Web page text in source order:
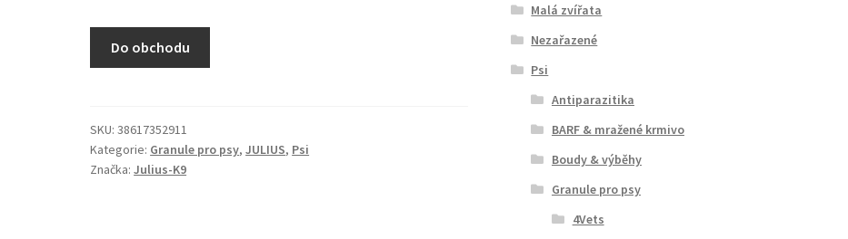
Do obchodu
SKU:38617352911
Kategorie: Granule pro psy,JULIUS, Psi
Značka:Julius-K9
Malá zvířata
Nezařazené
Psi
Antiparazitika
BARF & mražené krmivo
Boudy & výběhy
Granule pro psy
4Vets